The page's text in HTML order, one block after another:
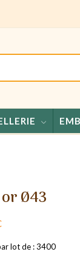
Ø43
lot de : 3400